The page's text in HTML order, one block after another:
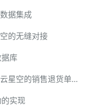
据集成
的无缝对接
库
实现高效数据集成：从聚水潭到金蝶云星空的销售退货单处理
实现